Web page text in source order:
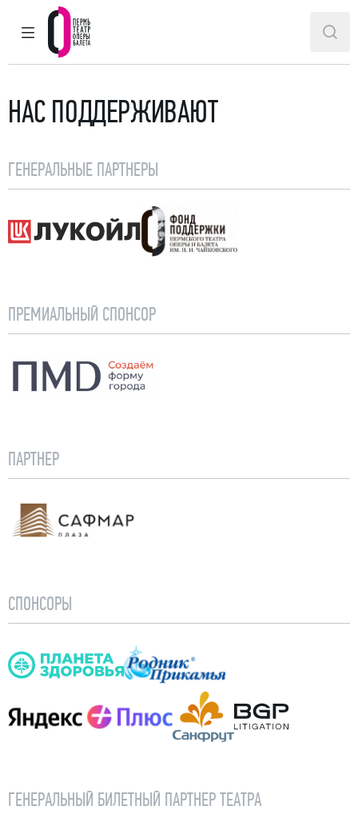
ГЛАВНОЕ МЕНЮ
Пермский театр оперы и балета
НАС ПОДДЕРЖИВАЮТ
ГЕНЕРАЛЬНЫЕ ПАРТНЕРЫ
ПРЕМИАЛЬНЫЙ СПОНСОР
ПАРТНЕР
СПОНСОРЫ
Планета здоровьяРодник прикамья
ГЕНЕРАЛЬНЫЙ БИЛЕТНЫЙ ПАРТНЕР ТЕАТРА